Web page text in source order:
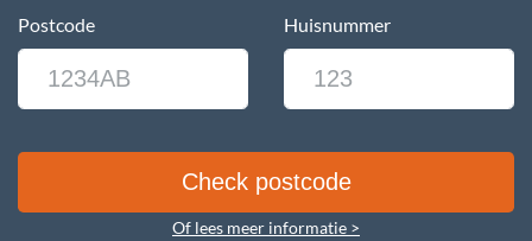
Postcode Huisnummer
Of lees meer informatie >